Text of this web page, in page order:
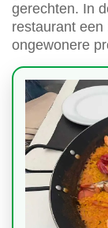
gerechten. In
restaurant
ongewonere